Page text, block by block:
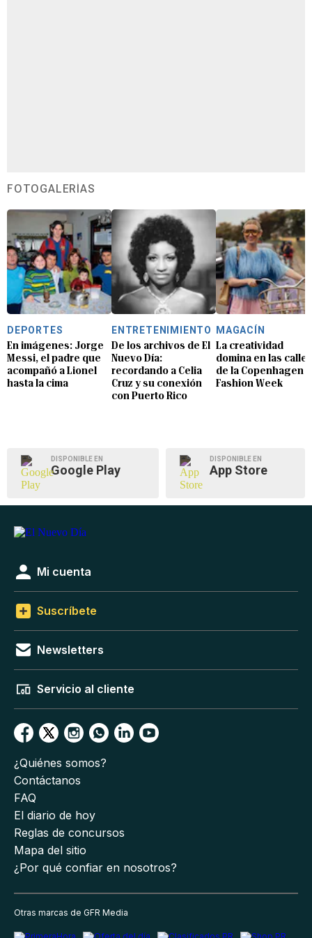
FOTOGALERÍAS
DEPORTES
En imágenes: Jorge
Messi, el padre que
acompañó a Lionel
hasta la cima
ENTRETENIMIENTO
De los archivos de El
Nuevo Día:
recordando a Celia
Cruz y su conexión
con Puerto Rico
MAGACÍN
La creatividad
domina en las calles
de la Copenhagen
Fashion Week
DISPONIBLE EN
Google Play
DISPONIBLE EN
App Store
Mi cuenta
Suscríbete
Newsletters
Servicio al cliente
¿Quiénes somos?
Contáctanos
FAQ
El diario de hoy
Reglas de concursos
Mapa del sitio
¿Por qué confiar en nosotros?
Otras marcas de GFR Media